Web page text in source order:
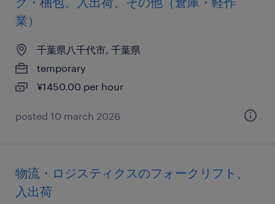
業）
千葉県八千代市, 千葉県
temporary
¥1450.00 per hour
posted 10 march 2026
物流・ロジスティクスのフォークリフト、
入出荷